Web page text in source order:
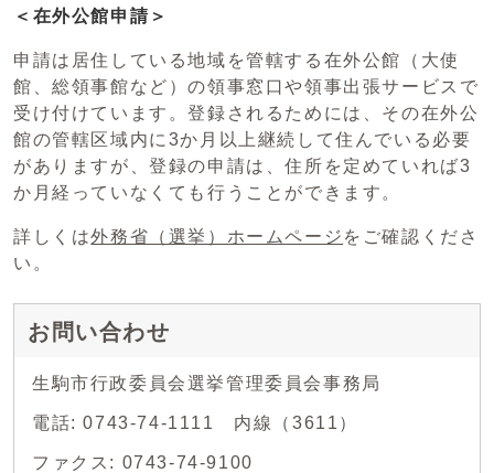
＜在外公館申請＞
申請は居住している地域を管轄する在外公館（大使
館、総領事館など）の領事窓口や領事出張サービスで
受け付けています。登録されるためには、その在外公
館の管轄区域内に3か月以上継続して住んでいる必要
がありますが、登録の申請は、住所を定めていれば3
か月経っていなくても行うことができます。
詳しくは外務省（選挙）ホームページ をご確認くださ
い。
お問い合わせ
生駒市行政委員会選挙管理委員会事務局
電話: 0743-74-1111 内線（3611）
ファクス: 0743-74-9100